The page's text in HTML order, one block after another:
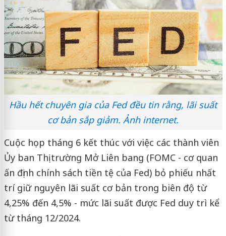
Hầu hết chuyên gia của Fed đều tin rằng, lãi suất
cơ bản sắp giảm. Ảnh internet.
Cuộc họp tháng 6 kết thúc với việc các thành viên
Ủy ban Thị trường Mở Liên bang (FOMC - cơ quan
ấn định chính sách tiền tệ của Fed) bỏ phiếu nhất
trí giữ nguyên lãi suất cơ bản trong biên độ từ
4,25% đến 4,5% - mức lãi suất được Fed duy trì kể
từ tháng 12/2024.